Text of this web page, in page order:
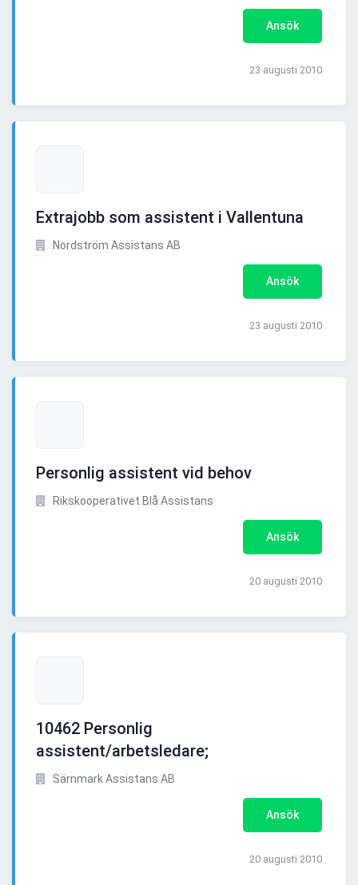
Ansök
23 augusti 2010
Extrajobb som assistent i Vallentuna
Nordström Assistans AB
Ansök
23 augusti 2010
Personlig assistent vid behov
Rikskooperativet Blå Assistans
Ansök
20 augusti 2010
10462 Personlig
assistent/arbetsledare;
Särnmark Assistans AB
Ansök
20 augusti 2010